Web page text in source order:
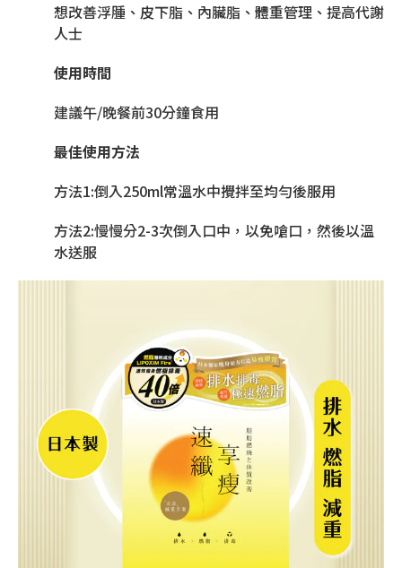
想改善浮腫、皮下脂、內臟脂、體重管理、提高代謝
人士
使用時間
建議午/晚餐前30分鐘食用
最佳使用方法
方法1:倒入250ml常溫水中攪拌至均勻後服用
方法2:慢慢分2-3次倒入口中，以免嗆口，然後以溫
水送服